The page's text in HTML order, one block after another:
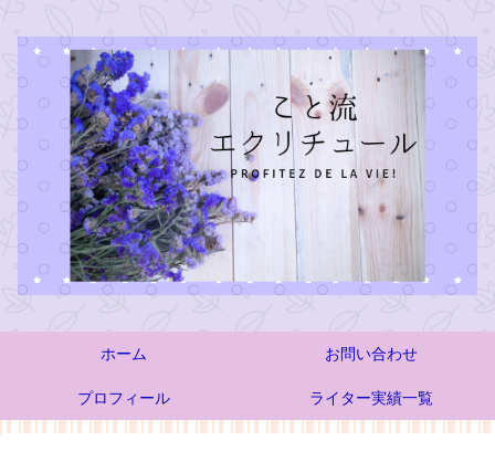
ホーム お問い合わせ
プロフィール ライター実績一覧